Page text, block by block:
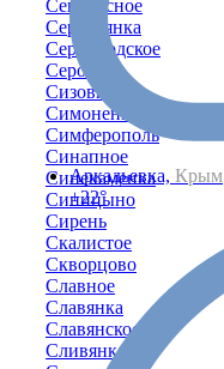
Аркадьевка, Крым
+22°
Сенокосное
Серебрянка
Серноводское
Серово
Сизовка
Симоненко
Симферополь
Синапное
Синекаменка
Синицыно
Сирень
Скалистое
Скворцово
Славное
Славянка
Славянское
Сливянка